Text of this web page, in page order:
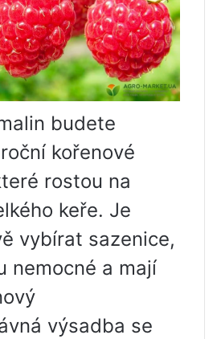
budete
kořenové
rostou na
keře. Je
vybírat sazenice,
nemocné a mají
výsadba se